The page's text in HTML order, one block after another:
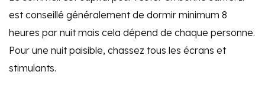
est conseillé généralement de dormir minimum 8
heures par nuit mais cela dépend de chaque personne.
Pour une nuit paisible, chassez tous les écrans et
stimulants.